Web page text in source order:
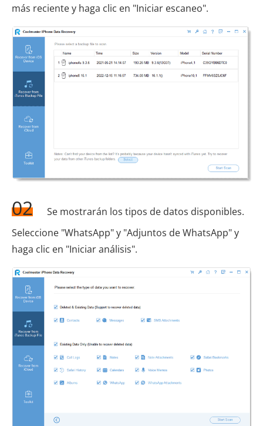
más reciente y haga clic en "Iniciar escaneo".
02
Se mostrarán los tipos de datos disponibles.
Seleccione "WhatsApp" y "Adjuntos de WhatsApp" y
haga clic en "Iniciar análisis".